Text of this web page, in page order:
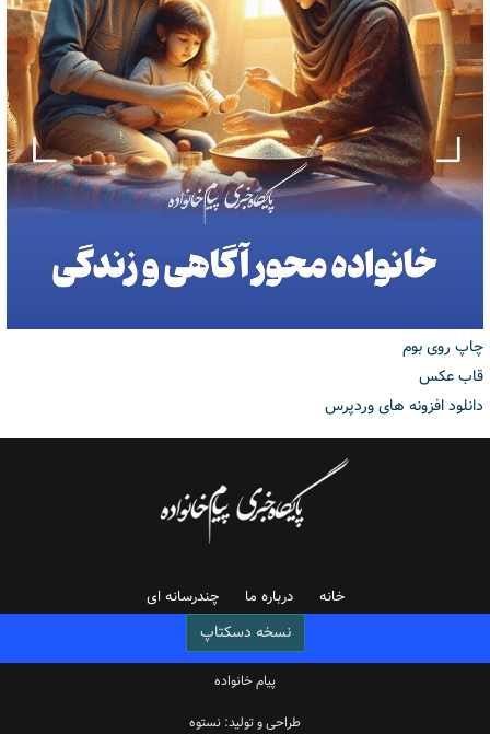
چاپ روی بوم
قاب عکس
دانلود افزونه های وردپرس
خانه درباره ما چندرسانه ای
نسخه دسکتاپ
پیام خانواده
طراحی و تولید: نستوه